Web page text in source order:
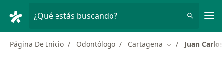
¿Qué estás buscando?
Página De Inicio Odontólogo Cartagena Cambiar de
Juan